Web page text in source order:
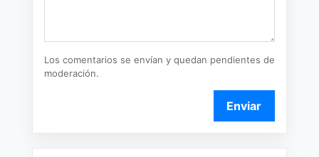
Los comentarios se envían y quedan pendientes de
moderación.
Enviar